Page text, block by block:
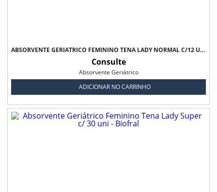
ABSORVENTE GERIÁTRICO FEMININO TENA LADY NORMAL C/12 UNI - BIOLFRAL
Consulte
Absorvente Geriátrico
ADICIONAR NO CARRINHO